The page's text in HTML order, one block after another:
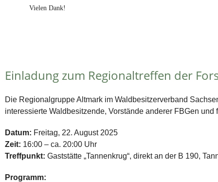
Vielen Dank!
Einladung zum Regionaltreffen der
Die Regionalgruppe Altmark im Waldbesitzerverband
interessierte Waldbesitzende, Vorstände anderer FBGen
Datum: Freitag, 22. August 2025
Zeit: 16:00 – ca. 20:00 Uhr
Treffpunkt: Gaststätte „Tannenkrug“, direkt an der B 190,
Programm: